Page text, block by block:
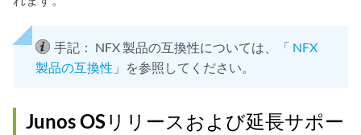
手記： NFX 製品の互換性については、「 NFX
製品の互換性 」を参照してください。
Junos OSリリースおよび延長サポー